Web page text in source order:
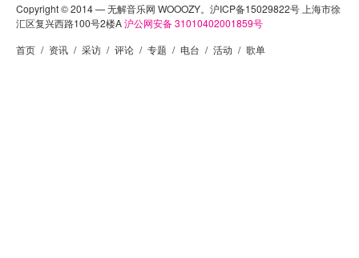
Copyright © 2014 — 无解音乐网 WOOOZY。沪ICP备15029822号 上海市徐
汇区复兴西路100号2楼A沪公网安备 31010402001859号
首页 / 资讯 / 采访 / 评论 / 专题 / 电台 / 活动 / 歌单